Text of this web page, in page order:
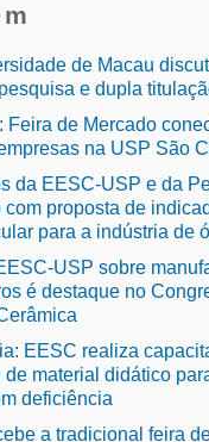
de Macau
e dupla
Feira de Mercado
na USP São
da EESC-USP e da
com proposta de
para a indústria de
USP sobre
é destaque no
EESC realiza
de material didático
deficiência
a tradicional feira